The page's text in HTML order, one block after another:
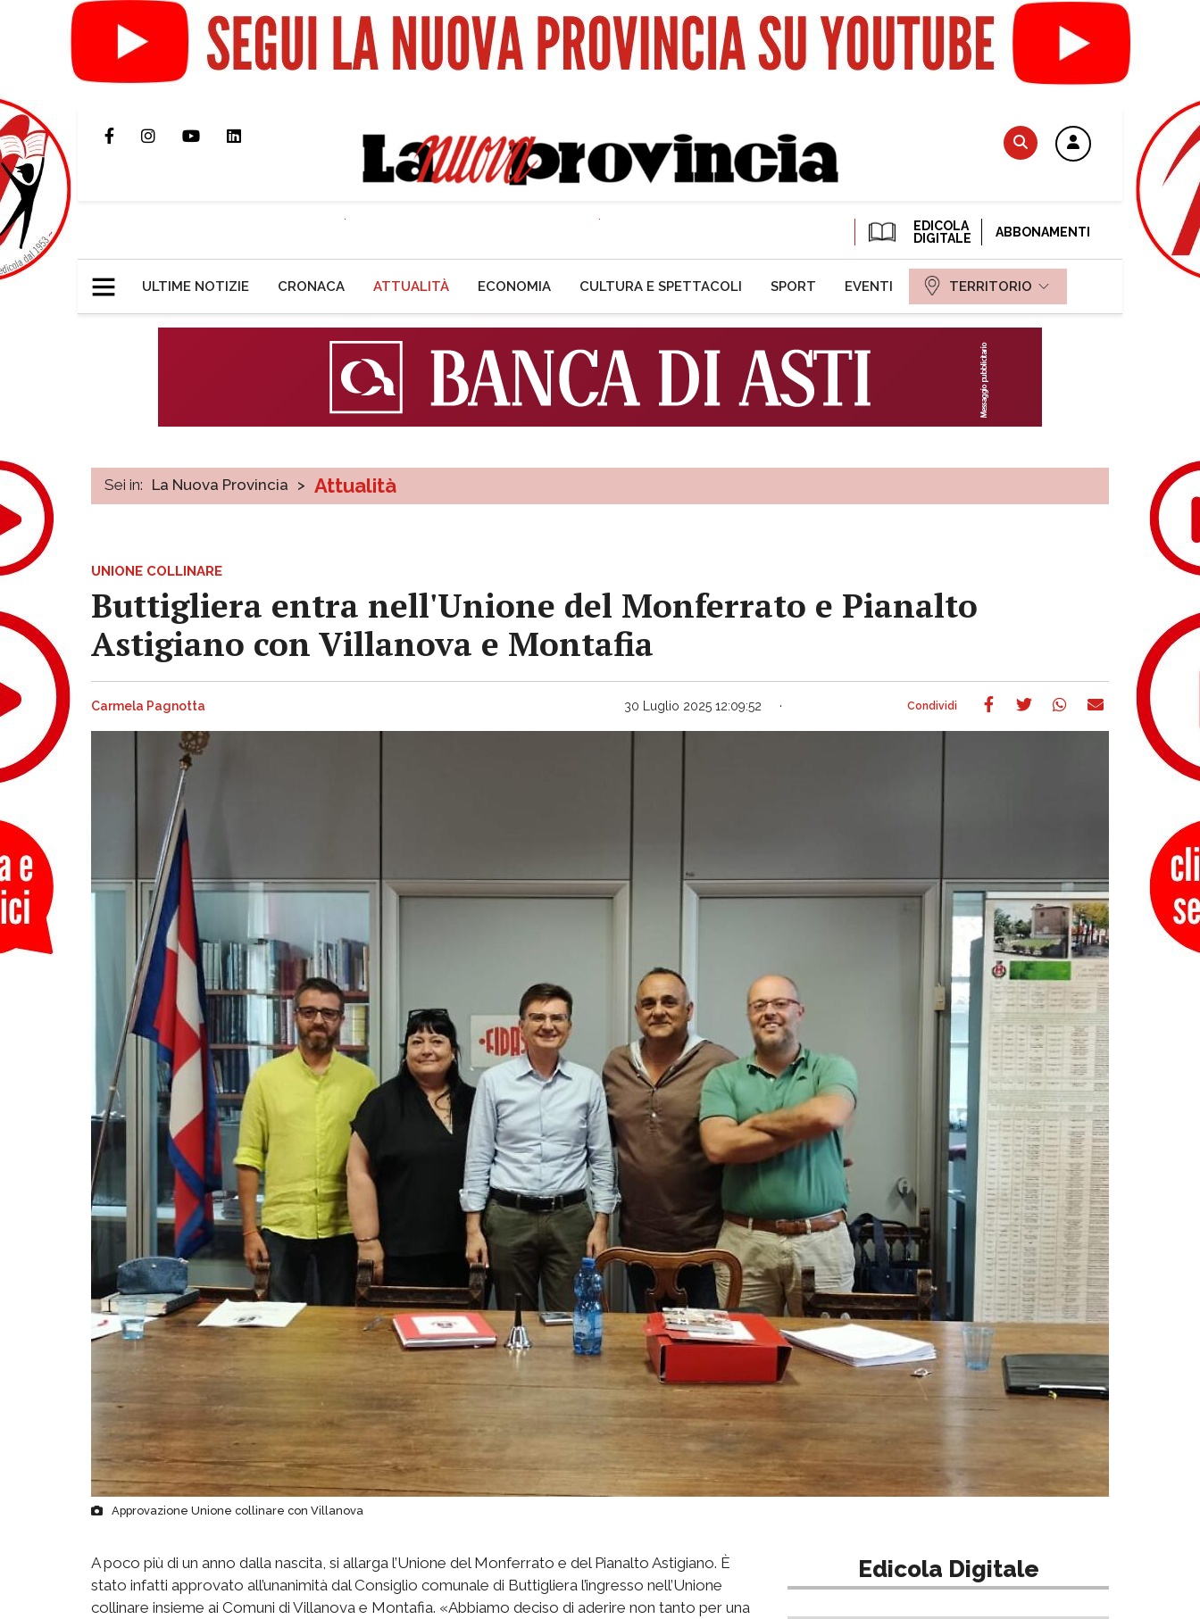
EDICOLA
DIGITALE
ABBONAMENTI
ULTIME NOTIZIE CRONACA ATTUALITÀ ECONOMIA CULTURA E SPETTACOLI SPORT EVENTI TERRITORIO
Sei in: La Nuova Provincia > Attualità
UNIONE COLLINARE
Buttigliera entra nell'Unione del Monferrato e Pianalto
Astigiano con Villanova e Montafia
Carmela Pagnotta 30 Luglio 2025 12:09:52
Approvazione Unione collinare con Villanova
A poco più di un anno dalla nascita, si allarga l’Unione del Monferrato e del Pianalto Astigiano. È
stato infatti approvato all’unanimità dal Consiglio comunale di Buttigliera l’ingresso nell’Unione
collinare insieme ai Comuni di Villanova e Montafia. «Abbiamo deciso di aderire non tanto per una
Edicola Digitale